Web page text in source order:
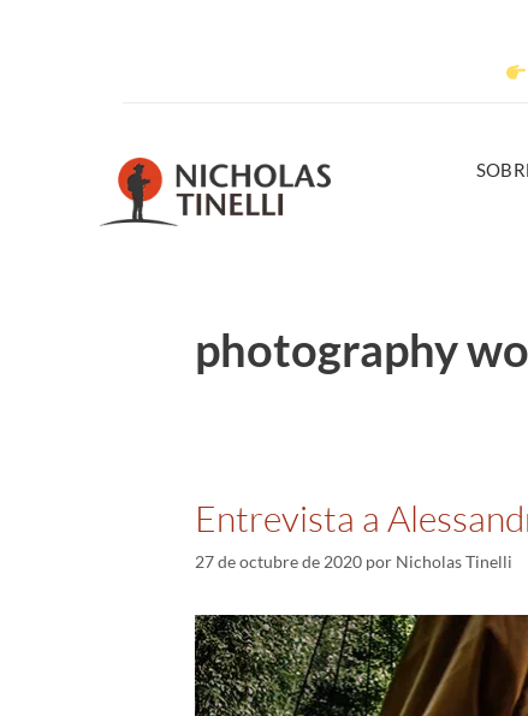
photography
Entrevista a
27 de octubre de 2020 por Nicholas Tinelli